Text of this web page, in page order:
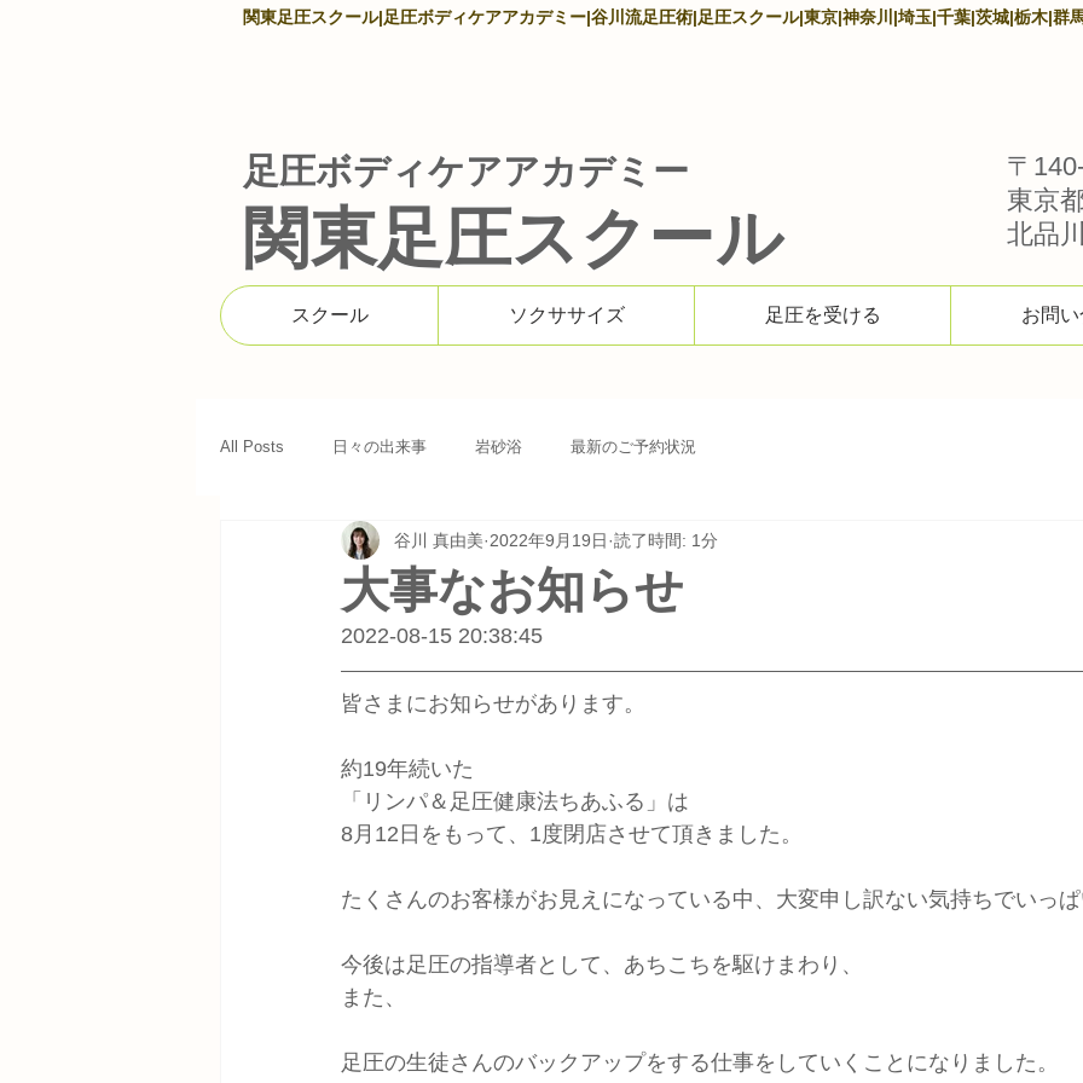
関東足圧スクール|足圧ボディケアアカデミー|谷川流足圧術|足圧スクール|東京|神奈川|埼玉|千葉|茨城|栃木|群
足圧ボディケアアカデミー
関東足圧スクール
〒
東京
北品
スクール ソクササイズ 足圧を受ける お問
All Posts 日々の出来事 岩砂浴 最新のご予約状況
大事なお知らせ
谷川 真由美 2022年9月19日 読了時間: 1分
2022-08-15 20:38:45
皆さまにお知らせがあります。
約19年続いた
「リンパ＆足圧健康法ちあふる」は
8月12日をもって、1度閉店させて頂きました。
たくさんのお客様がお見えになっている中、大変申し訳ない気持ちでいっ
今後は足圧の指導者として、あちこちを駆けまわり、
また、
足圧の生徒さんのバックアップをする仕事をしていくことになりました。